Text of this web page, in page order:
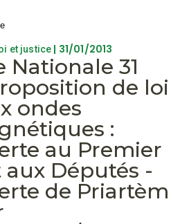
et justice | 31/01/2013
Nationale 31
de loi
ondes
:
au Premier
Députés -
de Priartèm